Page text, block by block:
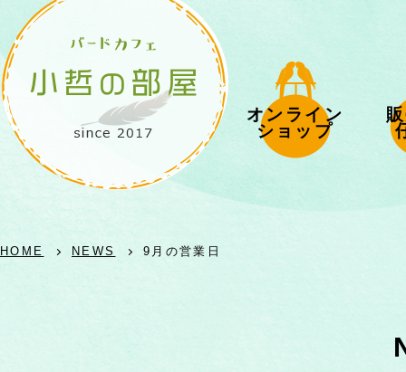
オンライン
ショップ
HOME NEWS 9月の営業日